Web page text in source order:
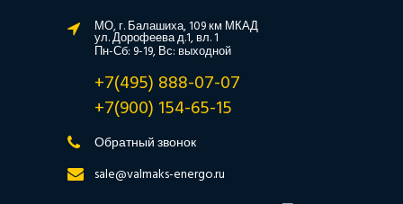
МО, г. Балашиха, 109 км МКАД
ул. Дорофеева д.1, вл. 1
Пн-Сб: 9-19, Вс: выходной
+7(495) 888-07-07
+7(900) 154-65-15
Обратный звонок
sale@valmaks-energo.ru